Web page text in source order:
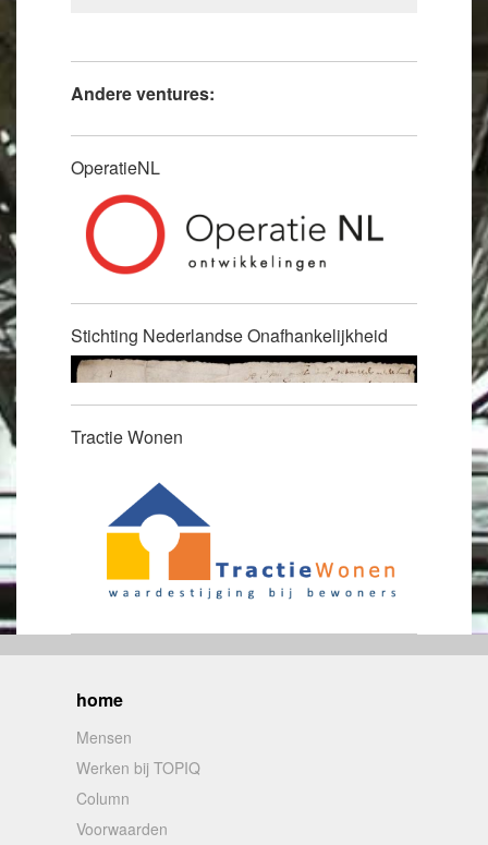
Andere ventures:
OperatieNL
Stichting Nederlandse Onafhankelijkheid
Tractie Wonen
home
Mensen
Werken bij TOPIQ
Column
Voorwaarden